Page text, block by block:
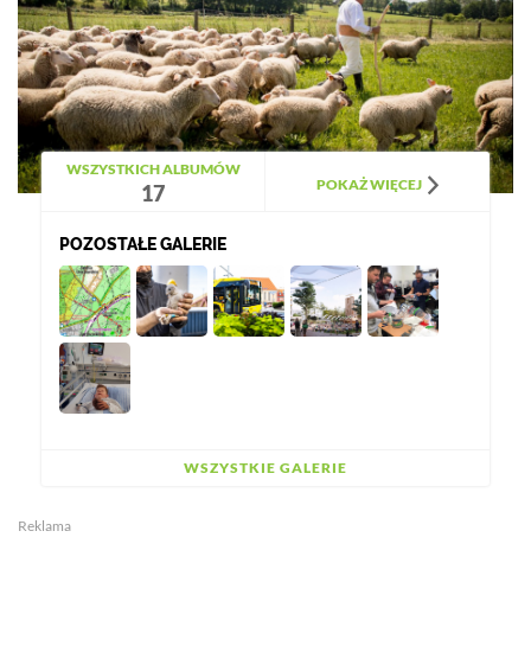
WSZYSTKICH ALBUMÓW
17 POKAŻ WIĘCEJ
POZOSTAŁE GALERIE
WSZYSTKIE GALERIE
Reklama